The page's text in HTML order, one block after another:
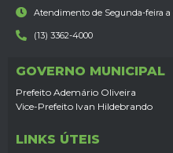
Atendimento de Segunda-feira a
(13) 3362-4000
GOVERNO MUNICIPAL
Prefeito Ademário Oliveira
Vice-Prefeito Ivan Hildebrando
LINKS ÚTEIS